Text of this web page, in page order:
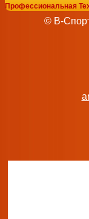
Профессиональная
© В-